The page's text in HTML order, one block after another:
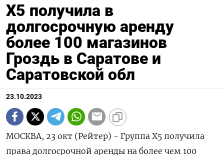
Х5 получила в
долгосрочную аренду
более 100 магазинов
Гроздь в Саратове и
Саратовской обл
23.10.2023
МОСКВА, 23 окт (Рейтер) - Группа X5 получила
права долгосрочной аренды на более чем 100